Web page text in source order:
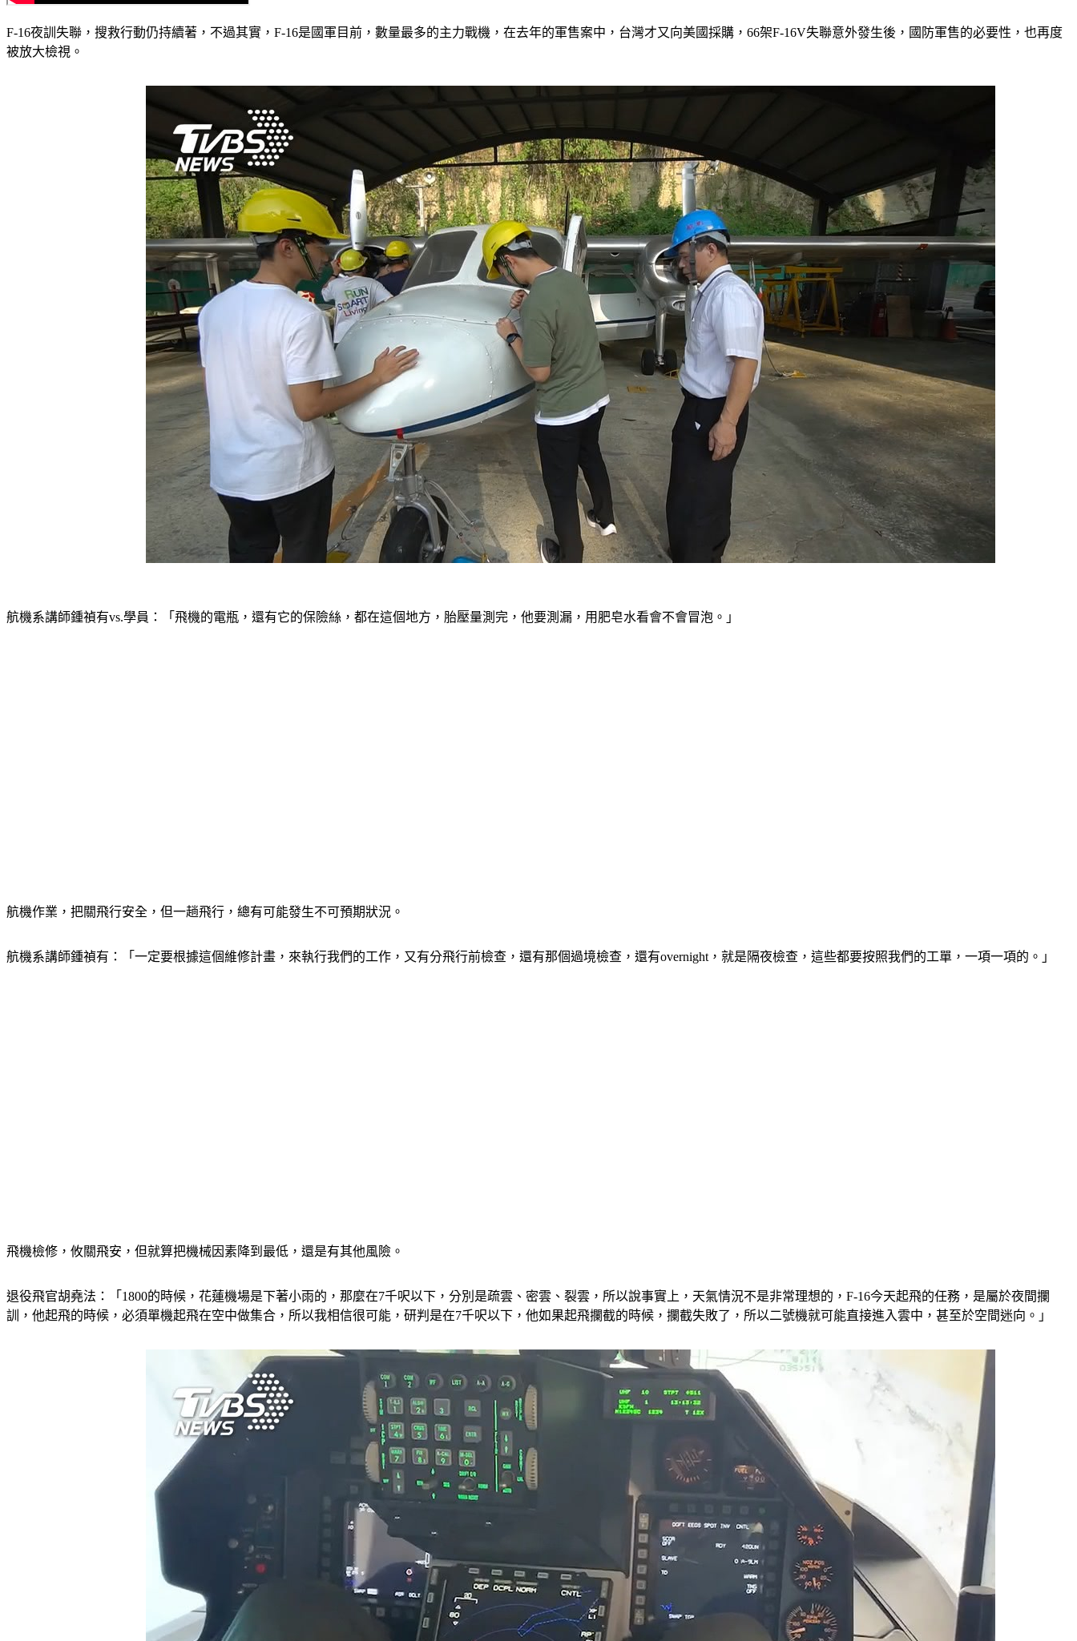
F-16夜訓失聯，搜救行動仍持續著，不過其實，F-16是國軍目前，數量最多的主力戰機，在去年的軍售案中，台灣才又向美國採購，66架F-16V失聯意外發生後，國防軍售的必要性，也再度
被放大檢視。
航機系講師鍾禎有vs.學員：「飛機的電瓶，還有它的保險絲，都在這個地方，胎壓量測完，他要測漏，用肥皂水看會不會冒泡。」
航機作業，把關飛行安全，但一趟飛行，總有可能發生不可預期狀況。
航機系講師鍾禎有：「一定要根據這個維修計畫，來執行我們的工作，又有分飛行前檢查，還有那個過境檢查，還有overnight，就是隔夜檢查，這些都要按照我們的工單，一項一項的。」
飛機檢修，攸關飛安，但就算把機械因素降到最低，還是有其他風險。
退役飛官胡堯法：「1800的時候，花蓮機場是下著小雨的，那麼在7千呎以下，分別是疏雲、密雲、裂雲，所以說事實上，天氣情況不是非常理想的，F-16今天起飛的任務，是屬於夜間攔
訓，他起飛的時候，必須單機起飛在空中做集合，所以我相信很可能，研判是在7千呎以下，他如果起飛攔截的時候，攔截失敗了，所以二號機就可能直接進入雲中，甚至於空間迷向。」